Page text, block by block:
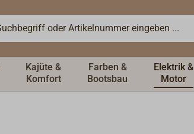
Kajüte &
Komfort
Farben &
Bootsbau
Elektrik &
Motor